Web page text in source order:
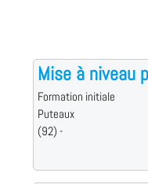
Mise à niveau
Formation initiale
Puteaux
(92) -